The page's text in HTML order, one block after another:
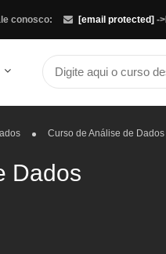
conosco: [email protected] ->
Curso de Análise de Dados
Dados